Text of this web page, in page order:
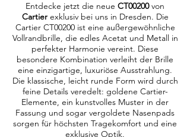
Entdecke jetzt die neue CT00200von
Cartierexklusiv bei uns in Dresden. Die
Cartier CT00200 ist eine außergewöhnliche
Vollrandbrille, die edles Acetat und Metall in
perfekter Harmonie vereint. Diese
besondere Kombination verleiht der Brille
eine einzigartige, luxuriöse Ausstrahlung.
Die klassische, leicht runde Form wird durch
feine Details veredelt: goldene Cartier-
Elemente, ein kunstvolles Muster in der
Fassung und sogar vergoldete Nasenpads
sorgen für höchsten Tragekomfort und eine
exklusive Optik.